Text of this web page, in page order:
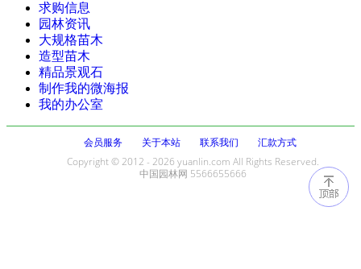
求购信息
园林资讯
大规格苗木
造型苗木
精品景观石
制作我的微海报
我的办公室
会员服务 关于本站 联系我们
汇款方式
Copyright © 2012 - 2026 yuanlin.com All Rights Reserved.
中国园林网 5566655666